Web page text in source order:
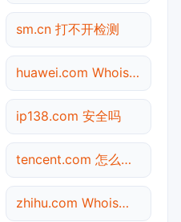
sm.cn 打不开检测
huawei.com Whois查询
ip138.com 安全吗
tencent.com 怎么进入
zhihu.com Whois查询